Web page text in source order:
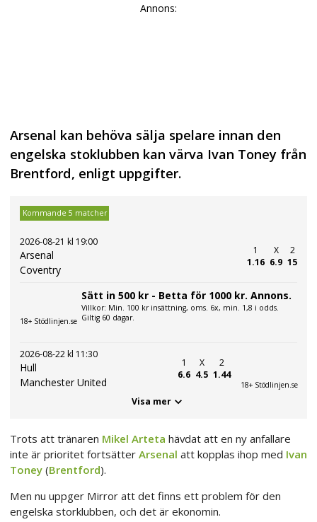
Annons:
Arsenal kan behöva sälja spelare innan den
engelska stoklubben kan värva Ivan Toney från
Brentford, enligt uppgifter.
Kommande 5 matcher
2026-08-21 kl 19:00
Arsenal
Coventry
1
1.16
X
6.9
2
15
18+ Stödlinjen.se
Sätt in 500 kr - Betta för 1000 kr. Annons.
Villkor: Min. 100 kr insättning, oms. 6x, min. 1,8 i odds.
Giltig 60 dagar.
2026-08-22 kl 11:30
Hull
Manchester United
1
6.6
X
4.5
2
1.44
18+ Stödlinjen.se
Visa mer
Trots att tränaren Mikel Arteta hävdat att en ny anfallare
inte är prioritet fortsätter Arsenal att kopplas ihop med Ivan
Toney (Brentford).
Men nu uppger Mirror att det finns ett problem för den
engelska storklubben, och det är ekonomin.